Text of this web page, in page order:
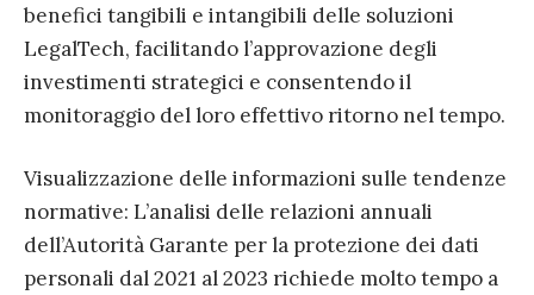
benefici tangibili e intangibili delle soluzioni
LegalTech, facilitando l’approvazione degli
investimenti strategici e consentendo il
monitoraggio del loro effettivo ritorno nel tempo.
Visualizzazione delle informazioni sulle tendenze
normative: L’analisi delle relazioni annuali
dell’Autorità Garante per la protezione dei dati
personali dal 2021 al 2023 richiede molto tempo a